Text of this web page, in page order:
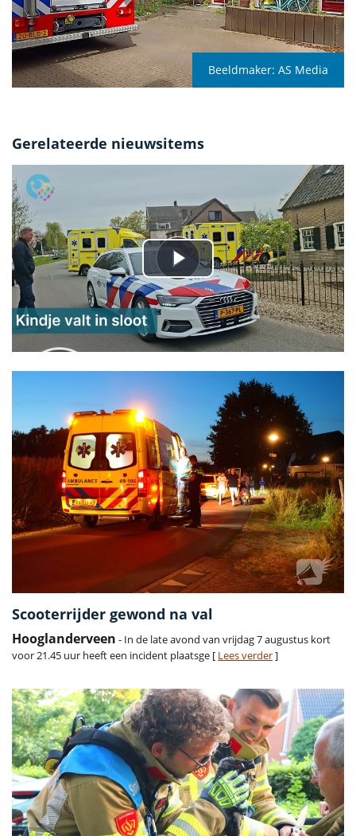
Beeldmaker: AS Media
Gerelateerde nieuwsitems
Scooterrijder gewond na val
Hooglanderveen - In de late avond van vrijdag 7 augustus kort
voor 21.45 uur heeft een incident plaatsge [ Lees verder]